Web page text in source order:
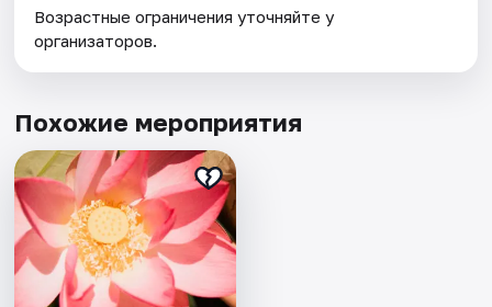
Возрастные ограничения уточняйте у
организаторов.
Похожие мероприятия